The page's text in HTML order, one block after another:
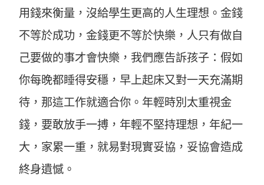
用錢來衡量，沒給學生更高的人生理想。金錢
不等於成功，金錢更不等於快樂，人只有做自
己要做的事才會快樂，我們應告訴孩子：假如
你每晚都睡得安穩，早上起床又對一天充滿期
待，那這工作就適合你。年輕時別太重視金
錢，要敢放手一搏，年輕不堅持理想，年紀一
大，家累一重，就易對現實妥協，妥協會造成
終身遺憾。